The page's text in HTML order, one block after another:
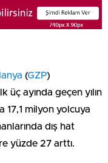
(GZP)
üç ayında geçen yılın
17,1 milyon yolcuya
dış hat
yüzde 27 arttı.